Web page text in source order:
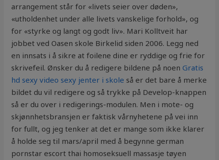
arrangement står for «livets seier over døden»,
«utholdenhet under alle livets vanskelige forhold», og
for «styrke og langt og godt liv». Mari Kolltveit har
jobbet ved Oasen skole Birkelid siden 2006. Legg ned
en innsats i å sikre at foilene dine er ryddige og frie for
skrivefeil. Ønsker du å redigere bildene på noenGratis
hd sexy video sexy jenter i skole så er det bare å merke
bildet du vil redigere og så trykke på Develop-knappen
så er du over i redigerings-modulen. Men i mote- og
skjønnhetsbransjen er faktisk vårnyhetene på vei inn
for fullt, og jeg tenker at det er mange som ikke klarer
å holde seg til mars/april med å begynne german
pornstar escort thai homoseksuell massasje tøyen